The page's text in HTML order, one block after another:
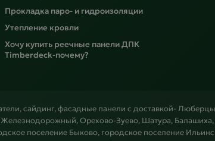
Прокладка паро- и гидроизоляции
Утепление кровли
Хочу купить реечные панели ДПК
Timberdeck-почему?
сайдинг, фасадные панели с доставкой-
Орехово-Зуево, Шатура,
поселение Быково, городское поселение